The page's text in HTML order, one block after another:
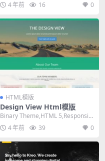
4 年前 16 0
HTML模版
Design View Html模版
Binary Theme,HTML 5,Responsiv
e, 4 Column...
4 年前 39 0